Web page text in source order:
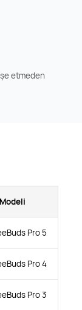
etmeden
Pro 5
Pro 4
Pro 3